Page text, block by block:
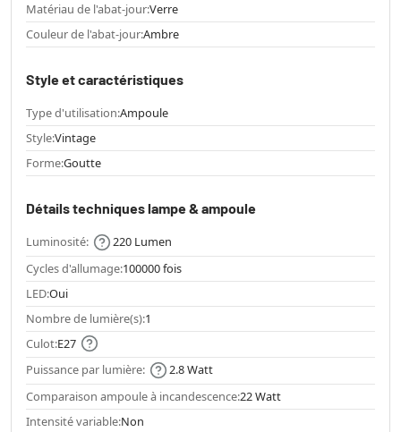
Matériau de l'abat-jour:Verre
Couleur de l'abat-jour:Ambre
Style et caractéristiques
Type d'utilisation:Ampoule
Style:Vintage
Forme:Goutte
Détails techniques lampe & ampoule
Luminosité:
220 Lumen
Cycles d'allumage:100000 fois
LED:Oui
Nombre de lumière(s):1
Culot:E27
Puissance par lumière:
2.8 Watt
Comparaison ampoule à incandescence:22 Watt
Intensité variable:Non